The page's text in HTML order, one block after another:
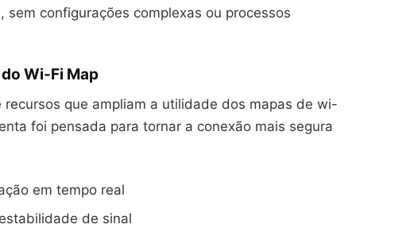
configurações complexas ou processos
Wi-Fi Map
recursos que ampliam a utilidade dos mapas de wi-
foi pensada para tornar a conexão mais segura
em tempo real
de sinal